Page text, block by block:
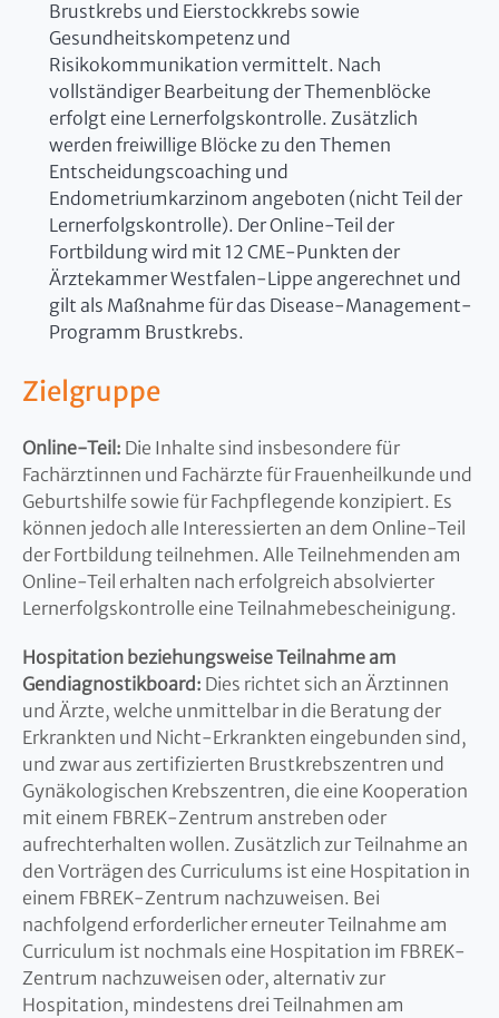
Brustkrebs und Eierstockkrebs sowie
Gesundheitskompetenz und
Risikokommunikation vermittelt. Nach
vollständiger Bearbeitung der Themenblöcke
erfolgt eine Lernerfolgskontrolle. Zusätzlich
werden freiwillige Blöcke zu den Themen
Entscheidungscoaching und
Endometriumkarzinom angeboten (nicht Teil der
Lernerfolgskontrolle). Der Online-Teil der
Fortbildung wird mit 12 CME-Punkten der
Ärztekammer Westfalen-Lippe angerechnet und
gilt als Maßnahme für das Disease-Management-
Programm Brustkrebs.
Zielgruppe
Online-Teil: Die Inhalte sind insbesondere für
Fachärztinnen und Fachärzte für Frauenheilkunde und
Geburtshilfe sowie für Fachpflegende konzipiert. Es
können jedoch alle Interessierten an dem Online-Teil
der Fortbildung teilnehmen. Alle Teilnehmenden am
Online-Teil erhalten nach erfolgreich absolvierter
Lernerfolgskontrolle eine Teilnahmebescheinigung.
Hospitation beziehungsweise Teilnahme am
Gendiagnostikboard: Dies richtet sich an Ärztinnen
und Ärzte, welche unmittelbar in die Beratung der
Erkrankten und Nicht-Erkrankten eingebunden sind,
und zwar aus zertifizierten Brustkrebszentren und
Gynäkologischen Krebszentren, die eine Kooperation
mit einem FBREK-Zentrum anstreben oder
aufrechterhalten wollen. Zusätzlich zur Teilnahme an
den Vorträgen des Curriculums ist eine Hospitation in
einem FBREK-Zentrum nachzuweisen. Bei
nachfolgend erforderlicher erneuter Teilnahme am
Curriculum ist nochmals eine Hospitation im FBREK-
Zentrum nachzuweisen oder, alternativ zur
Hospitation, mindestens drei Teilnahmen am